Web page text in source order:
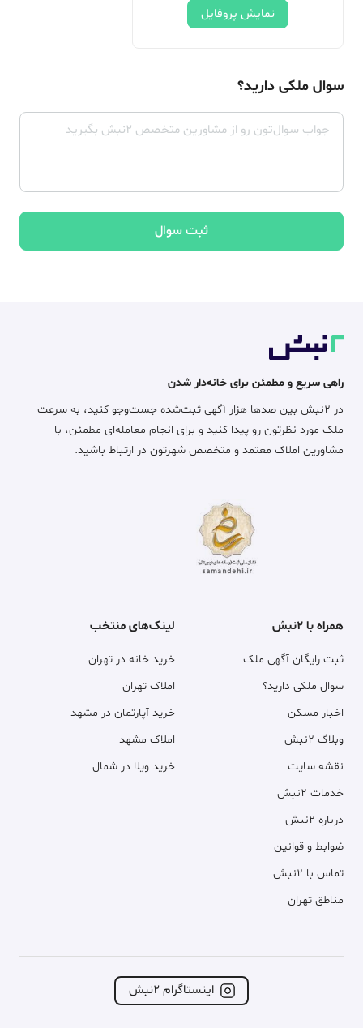
نمایش پروفایل
سوال ملکی دارید؟
ثبت سوال
راهی سریع و مطمئن برای خانه‌دار شدن
در ۲نبش بین صدها هزار آگهی ثبت‌شده جست‌وجو کنید، به سرعت
ملک مورد نظرتون رو پیدا کنید و برای انجام معامله‌ای مطمئن، با
مشاورین املاک معتمد و متخصص شهرتون در ارتباط باشید.
همراه با ۲نبش
ثبت رایگان آگهی ملک
سوال ملکی دارید؟
اخبار مسکن
وبلاگ ۲نبش
نقشه سایت
خدمات ۲نبش
درباره ۲نبش
ضوابط و قوانین
تماس با ۲نبش
مناطق تهران
لینک‌های منتخب
خرید خانه در تهران
املاک تهران
خرید آپارتمان در مشهد
املاک مشهد
خرید ویلا در شمال
اینستاگرام ۲نبش